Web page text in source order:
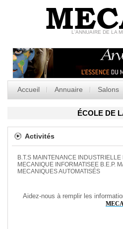
L'ANNUAIRE DE LA
Accueil Annuaire Salons
ÉCOLE DE
Activités
B.T.S MAINTENANCE
MECANIQUE INFORMATISEE B.E.P.
MECANIQUES AUTOMATISÉS
Aidez-nous à remplir les
MECA